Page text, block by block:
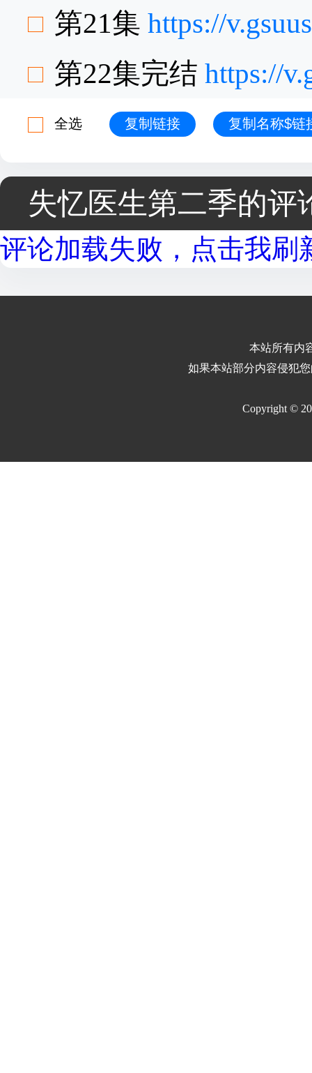
第21集 https://
第22集完结 https://
全选 复制链接 复制名称$链
失忆医生第二季的评
评论加载失败，点击我刷
本站所有内
如果本站部分内容侵犯
Copyright ©